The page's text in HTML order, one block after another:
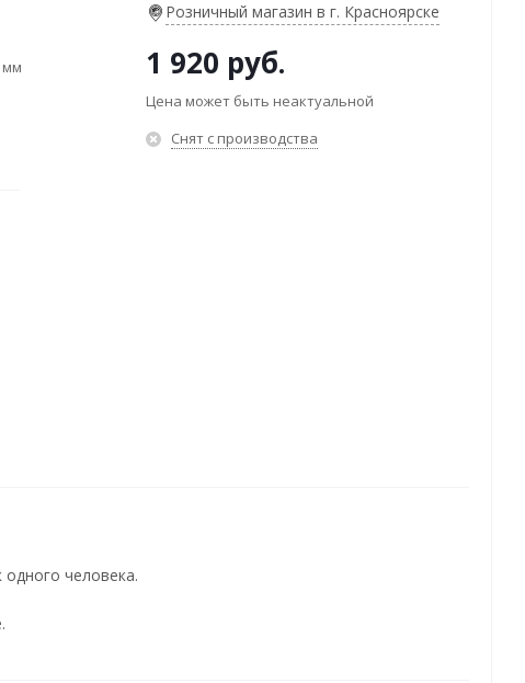
мм
Розничный магазин в г. Красноярске
1 920 руб.
Цена может быть неактуальной
Снят с производства
человека.